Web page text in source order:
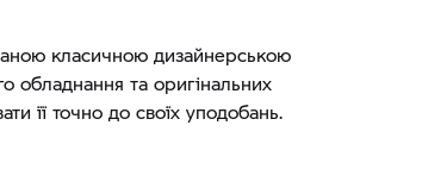
класичною дизайнерською
обладнання та оригінальних
її точно до своїх уподобань.